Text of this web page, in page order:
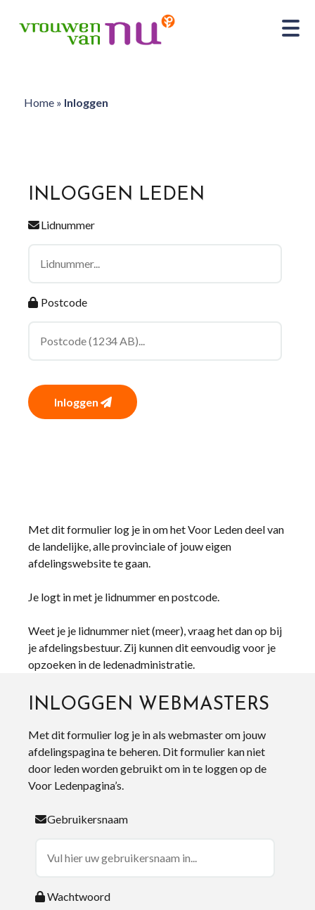
Home» Inloggen
INLOGGEN LEDEN
Lidnummer
Postcode
Inloggen
Met dit formulier log je in om het Voor Leden deel van
de landelijke, alle provinciale of jouw eigen
afdelingswebsite te gaan.
Je logt in met je lidnummer en postcode.
Weet je je lidnummer niet (meer), vraag het dan op bij
je afdelingsbestuur. Zij kunnen dit eenvoudig voor je
opzoeken in de ledenadministratie.
INLOGGEN WEBMASTERS
Met dit formulier log je in als webmaster om jouw
afdelingspagina te beheren. Dit formulier kan niet
door leden worden gebruikt om in te loggen op de
Voor Ledenpagina’s.
Gebruikersnaam
Wachtwoord